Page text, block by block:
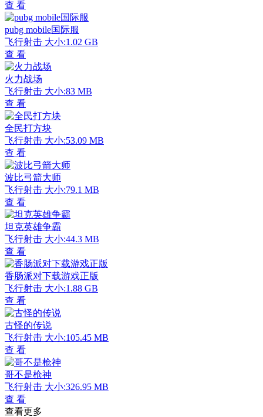
查 看
pubg mobile国际服
飞行射击 大小:1.02 GB
查 看
火力战场
飞行射击 大小:83 MB
查 看
全民打方块
飞行射击 大小:53.09 MB
查 看
波比弓箭大师
飞行射击 大小:79.1 MB
查 看
坦克英雄争霸
飞行射击 大小:44.3 MB
查 看
香肠派对下载游戏正版
飞行射击 大小:1.88 GB
查 看
古怪的传说
飞行射击 大小:105.45 MB
查 看
哥不是枪神
飞行射击 大小:326.95 MB
查 看
查看更多